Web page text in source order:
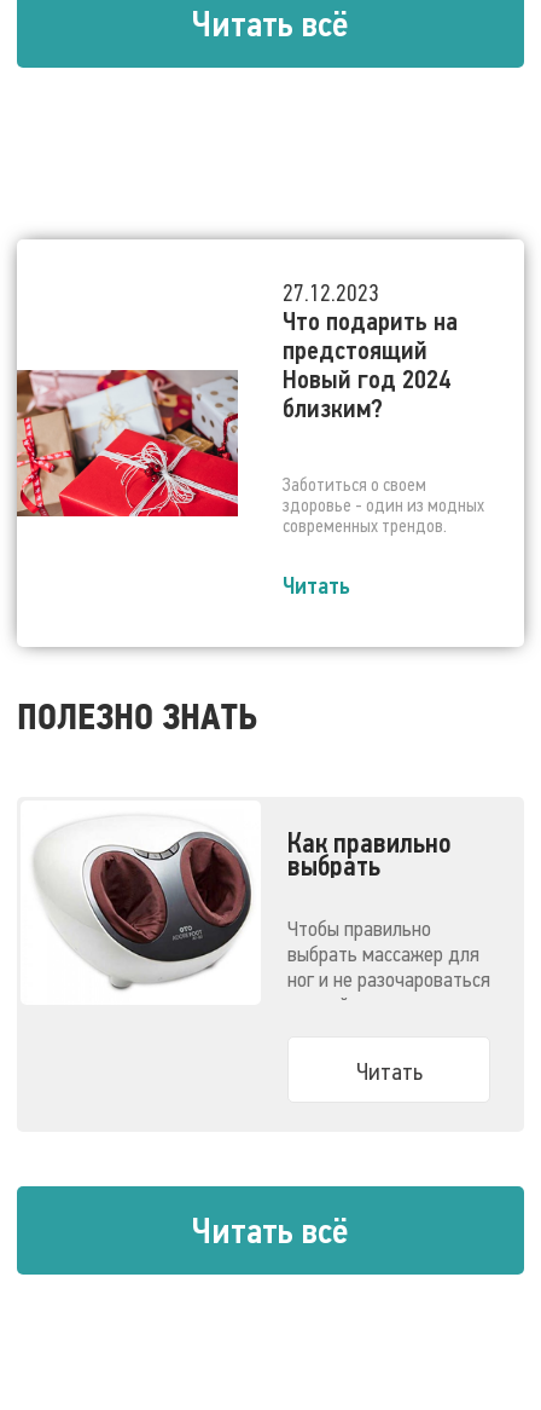
Читать всё
27.12.2023
Что подарить на
предстоящий
Новый год 2024
близким?
Заботиться о своем
здоровье - один из модных
современных трендов.
Читать
ПОЛЕЗНО ЗНАТЬ
Как правильно
выбрать
массажер для
ног?
Чтобы правильно
выбрать массажер для
ног и не разочароваться
в своей покупке, перед
на два вопроса...
Читать
Читать всё